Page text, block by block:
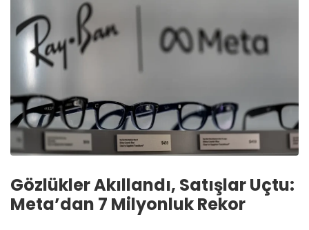
Gözlükler Akıllandı, Satışlar Uçtu:
Meta’dan 7 Milyonluk Rekor